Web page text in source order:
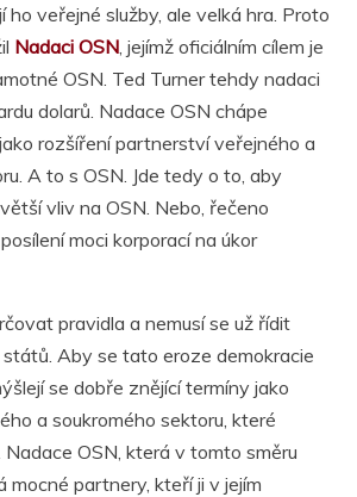
ho veřejné služby, ale velká hra. Proto
Nadaci OSN , jejímž oficiálním cílem je
OSN. Ted Turner tehdy nadaci
dolarů. Nadace OSN chápe
rozšíření partnerství veřejného a
A to s OSN. Jde tedy o to, aby
vliv na OSN. Nebo, řečeno
moci korporací na úkor
pravidla a nemusí se už řídit
Aby se tato eroze demokracie
se dobře znějící termíny jako
a soukromého sektoru, které
Nadace OSN, která v tomto směru
mocné partnery, kteří ji v jejím